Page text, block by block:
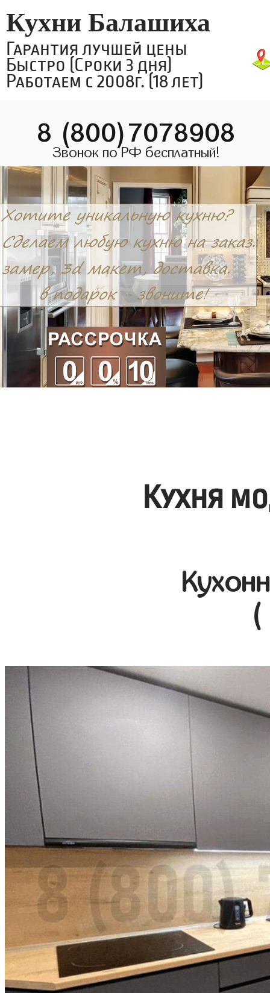
Кухни Балашиха
Гарантия лучшей цены
Быстро (Сроки 3 дня)
Работаем с 2008г. (18 лет)
8 (800)7078908
Звонок по РФ бесплатный!
Кухня
(